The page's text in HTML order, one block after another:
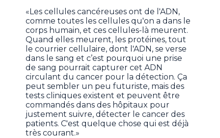
«Les cellules cancéreuses ont de l'ADN,
comme toutes les cellules qu'on a dans le
corps humain, et ces cellules-là meurent.
Quand elles meurent, les protéines, tout
le courrier cellulaire, dont l'ADN, se verse
dans le sang et c’est pourquoi une prise
de sang pourrait capturer cet ADN
circulant du cancer pour la détection. Ça
peut sembler un peu futuriste, mais des
tests cliniques existent et peuvent être
commandés dans des hôpitaux pour
justement suivre, détecter le cancer des
patients. C'est quelque chose qui est déjà
très courant.»